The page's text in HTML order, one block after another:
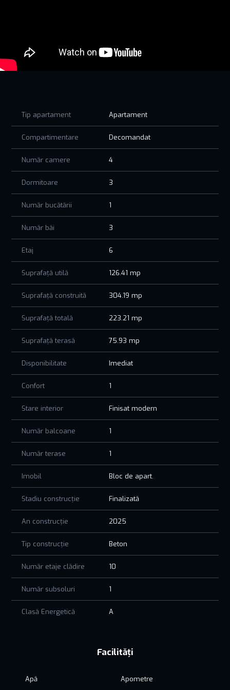
Construcția se remarcă printr-o fundație solidă pe radier
general din beton armat C25/30, cu grosimea de un metru.
Zidăria este realizată din BCA, 30 cm la exterior și 15 cm la
grinzilor, precum și hidroizolație profesională cu membrană
PVC tip Sika.
Se predă la cheie, cu gresie, faianță, parchet, uși interioare și
marca Baxi, cu garanție de 5 ani, și sistem de interfonie
Complexul oferă 65 de locuri de parcare, două ascensoare
moderne pentru 6–8 persoane, subsol cu adăpost ALA și
locuri de parcare, iar spațiile comune sunt finisate cu
marmură naturală, oferind un plus de eleganță.
Există posibilități flexibile de plată: rate direct la dezvoltator,
plăți eșalonate sau acces la credit ipotecar.
Tomis Plus Celine Elegance – acasă, în stilul pe care îl meriți.
Contactează-ne pentru detalii, vizionare și ofertă
personalizată.
Tip apartament Apartament
Compartimentare Decomandat
Număr camere 4
Dormitoare 3
Număr bucătării 1
Număr băi 3
Etaj 6
Suprafață utilă 126.41 mp
Suprafață construită 304.19 mp
Suprafață totală 223.21 mp
Suprafață terasă 75.93 mp
Disponibilitate Imediat
Confort 1
Stare interior Finisat modern
Număr balcoane 1
Număr terase 1
Imobil Bloc de apart.
Stadiu construcție Finalizată
An construcție 2025
Tip construcție Beton
Număr etaje clădire 10
Număr subsoluri 1
Clasă Energetică A
Facilități
Apă Apometre